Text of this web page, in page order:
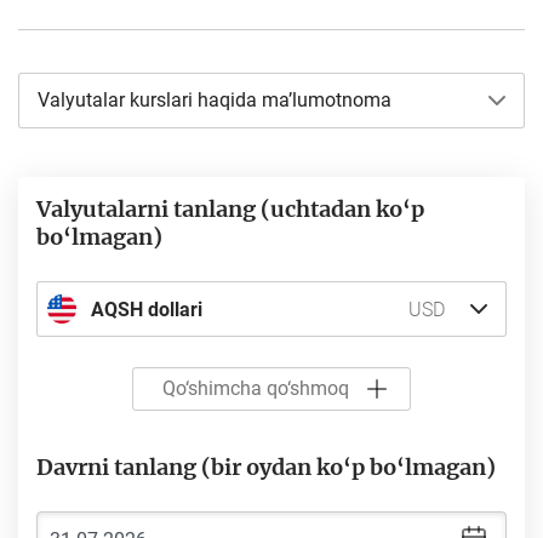
Valyutalar kurslari haqida ma’lumotnoma
Valyutalarni tanlang (uchtadan ko‘p
bo‘lmagan)
AQSH dollari USD
Qo‘shimcha qo‘shmoq
Davrni tanlang (bir oydan ko‘p bo‘lmagan)